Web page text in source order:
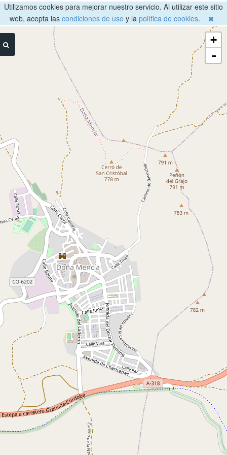
Utilizamos cookies para mejorar nuestro servicio. Al utilizar este sitio
web, acepta las condiciones de uso y la política de cookies.
+
-